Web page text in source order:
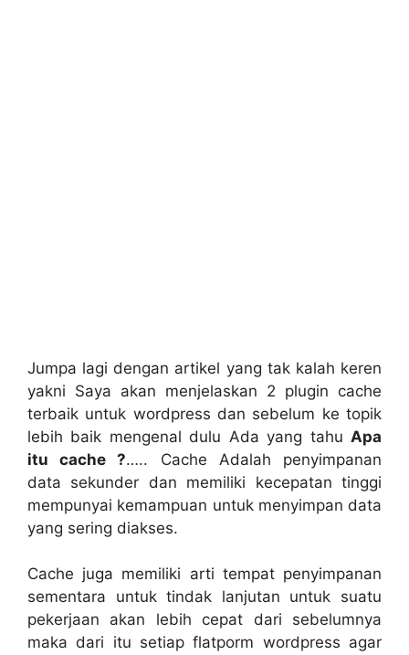
Jumpa lagi dengan artikel yang tak kalah keren
yakni Saya akan menjelaskan 2 plugin cache
terbaik untuk wordpress dan sebelum ke topik
lebih baik mengenal dulu Ada yang tahu Apa
itu cache ?….. Cache Adalah penyimpanan
data sekunder dan memiliki kecepatan tinggi
mempunyai kemampuan untuk menyimpan data
yang sering diakses.
Cache juga memiliki arti tempat penyimpanan
sementara untuk tindak lanjutan untuk suatu
pekerjaan akan lebih cepat dari sebelumnya
maka dari itu setiap flatporm wordpress agar